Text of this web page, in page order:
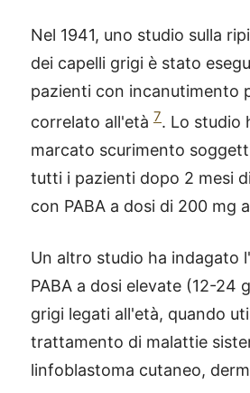
Nel 1941, uno studio sulla
dei capelli grigi è stato
pazienti con incanutimento
correlato all'età 7. Lo studio
marcato scurimento
tutti i pazienti dopo 2 mesi
con PABA a dosi di 200 mg
Un altro studio ha indagato
PABA a dosi elevate (12-24
grigi legati all'età, quando
trattamento di malattie
linfoblastoma cutaneo,